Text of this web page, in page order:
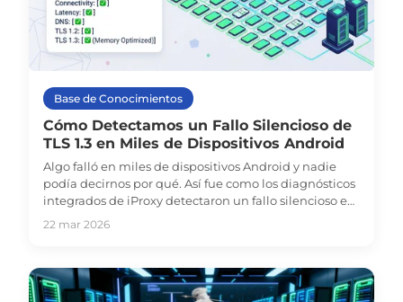
Base de Conocimientos
Cómo Detectamos un Fallo Silencioso de
TLS 1.3 en Miles de Dispositivos Android
Algo falló en miles de dispositivos Android y nadie
podía decirnos por qué. Así fue como los diagnósticos
integrados de iProxy detectaron un fallo silencioso en
el handshake de TLS 1.3 antes de que la mayoría de
22 mar 2026